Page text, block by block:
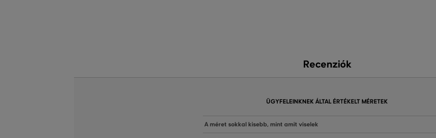
Recenziók
ÜGYFELEINKNEK ÁLTAL ÉRTÉKELT MÉRETEK
A méret sokkal kisebb, mint amit viselek